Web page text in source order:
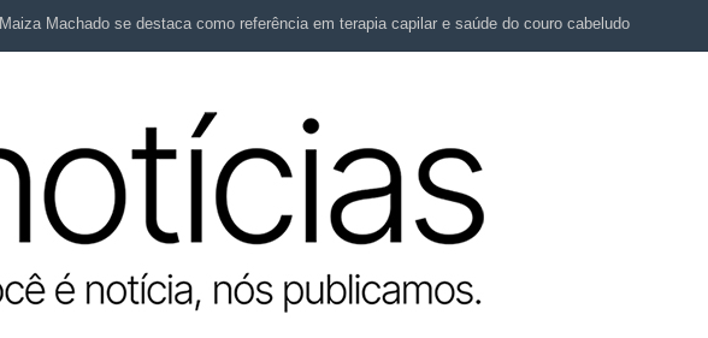
Dra. Camila Capobianco transforma cicatrizes em histórias de recomeço